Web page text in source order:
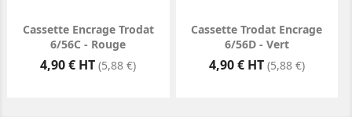
Cassette Encrage Trodat
6/56C - Rouge
Prix
4,90 € HT (5,88 €)
Cassette Trodat Encrage
6/56D - Vert
Prix
4,90 € HT (5,88 €)